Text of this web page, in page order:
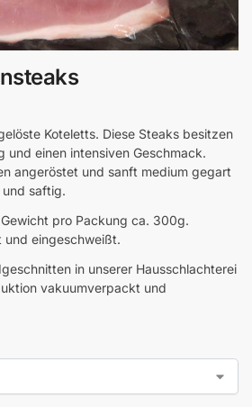
Koteletts. Diese Steaks besitzen
und einen intensiven Geschmack.
angeröstet und sanft medium gegart
saftig.
pro Packung ca. 300g.
und eingeschweißt.
in unserer Hausschlachterei
vakuumverpackt und